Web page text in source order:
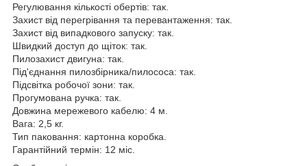
Регулювання кількості обертів: так.
Захист від перегрівання та перевантаження: так.
Захист від випадкового запуску: так.
Швидкий доступ до щіток: так.
Пилозахист двигуна: так.
Під'єднання пилозбірника/пилососа: так.
Підсвітка робочої зони: так.
Прогумована ручка: так.
Довжина мережевого кабелю: 4 м.
Вага: 2,5 кг.
Тип паковання: картонна коробка.
Гарантійний термін: 12 міс.